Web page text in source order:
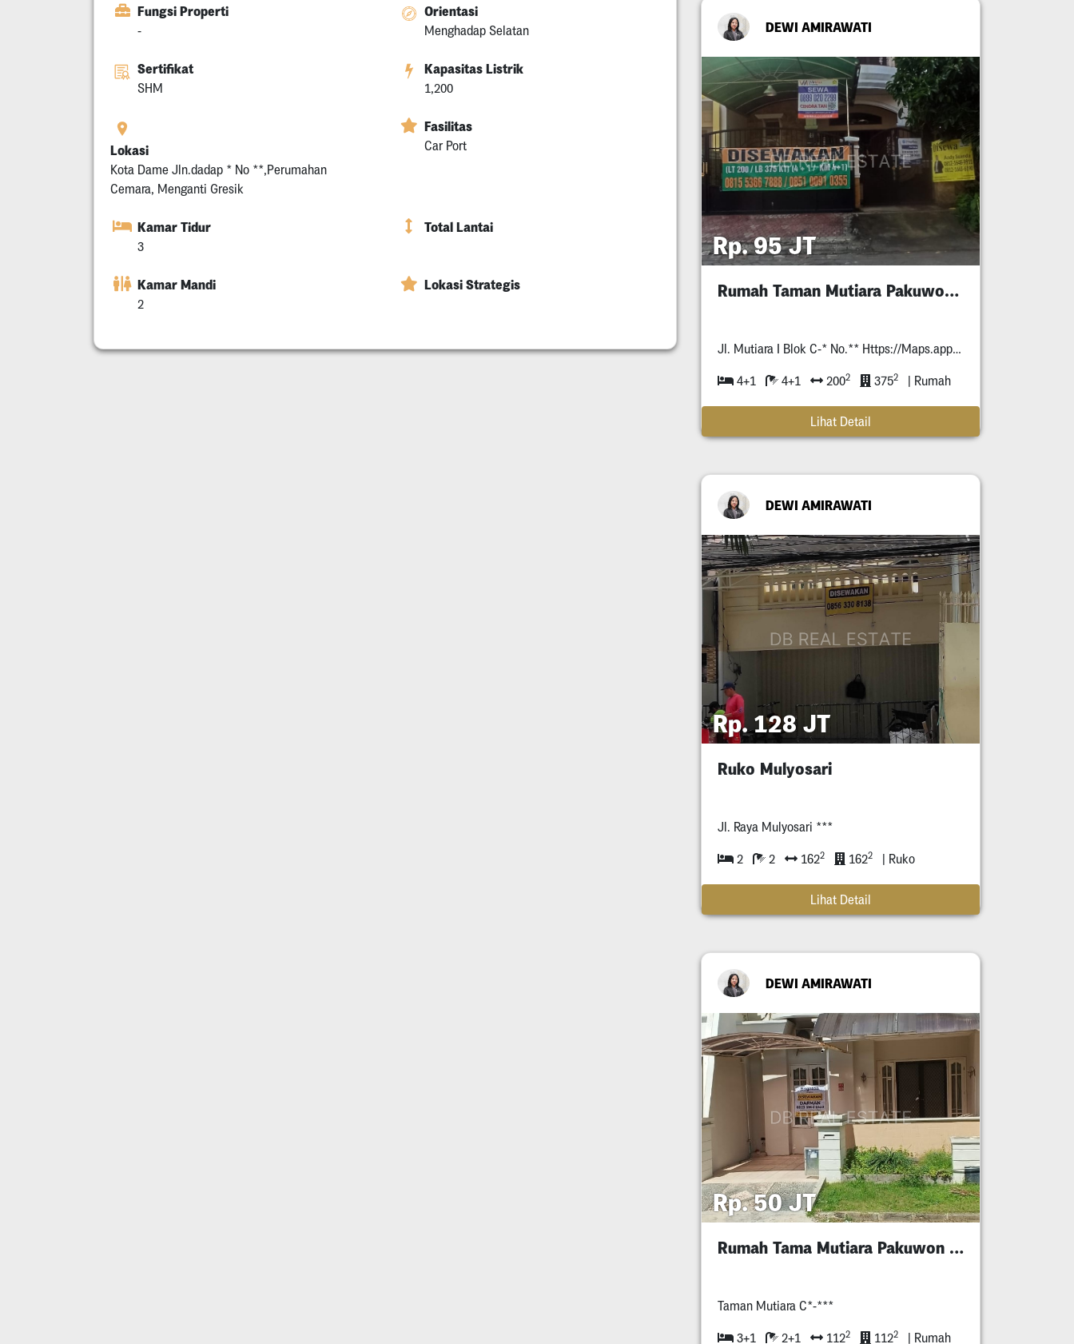
Fungsi Properti
-
Orientasi
Menghadap Selatan
Sertifikat
SHM
Kapasitas Listrik
1,200
Lokasi
Kota Dame Jln.dadap * No **,Perumahan
Cemara, Menganti Gresik
Fasilitas
Car Port
Kamar Tidur
3
Total Lantai
Kamar Mandi
2
Lokasi Strategis
DEWI AMIRAWATI
Rp. 95 JT
Rumah Taman Mutiara Pakuwon City
Jl. Mutiara I Blok C-* No.** Https://Maps.app.goo.gl/Yzapxr*Pxt*Mmpja*
4+1 4+1 2002 3752 | Rumah
Lihat Detail
DEWI AMIRAWATI
Rp. 128 JT
Ruko Mulyosari
Jl. Raya Mulyosari ***
2 2 1622 1622 | Ruko
Lihat Detail
DEWI AMIRAWATI
Rp. 50 JT
Rumah Tama Mutiara Pakuwon City
Taman Mutiara C*-***
3+1 2+1 1122 1122 | Rumah